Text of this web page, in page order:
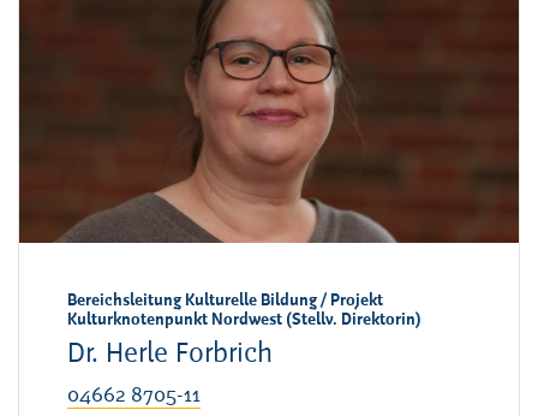
Bereichsleitung Kulturelle Bildung / Projekt
Kulturknotenpunkt Nordwest (Stellv. Direktorin)
Dr. Herle Forbrich
04662 8705-11